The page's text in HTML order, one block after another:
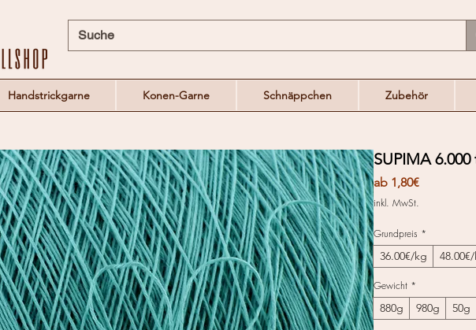
Handstrickgarne Konen-Garne Schnäppchen Zubehör
SUPIMA
ab 1,80€Sale-
inkl. MwSt.
Grundpreis *
36.00€/kg
Gewicht *
880g 980g 50g